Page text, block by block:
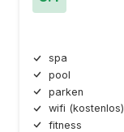
spa
pool
parken
wifi (kostenlos)
fitness